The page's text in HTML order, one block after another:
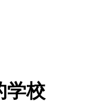
学校